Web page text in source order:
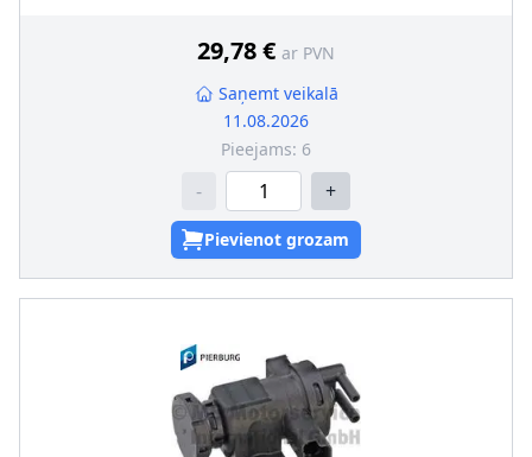
29,78 € ar PVN
Saņemt veikalā
11.08.2026
Pieejams: 6
- +
Pievienot grozam